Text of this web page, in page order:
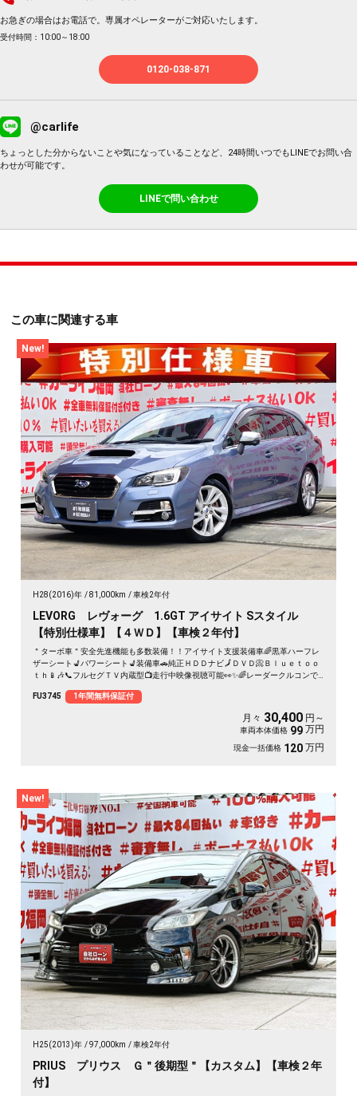
お急ぎの場合はお電話で。専属オペレーターがご対応いたします。
受付時間：10:00～18:00
0120-038-871
@carlife
ちょっとした分からないことや気になっていることなど、24時間いつでもLINEでお問い合
わせが可能です。
LINEで問い合わせ
この車に関連する車
New!
H28(2016)年 81,000km 車検2年付
LEVORG レヴォーグ 1.6GT アイサイト Sスタイル
【特別仕様車】【４ＷＤ】【車検２年付】
＂ターボ車＂安全先進機能も多数装備！！アイサイト支援装備車🌈黒革ハーフレ
ザーシート💺パワーシート💺装備車🚗純正ＨＤＤナビ🗾ＤＶＤ📀Ｂｌｕｅｔｏｏ
ｔｈ📱🎶📞フルセグＴＶ内蔵型📺走行中映像視聴可能👀✨🌈レーダークルコンで
保🔦
FU3745 1年間無料保証付
月々 30,400 円～
車両本体価格 99 万円
現金一括価格 120 万円
New!
H25(2013)年 97,000km 車検2年付
PRIUS プリウス Ｇ＂後期型＂【カスタム】【車検２年
付】